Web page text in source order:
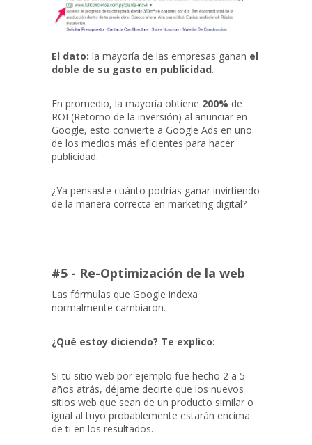
El dato: la mayoría de las empresas ganan el
doble de su gasto en publicidad.
En promedio, la mayoría obtiene 200% de
ROI (Retorno de la inversión) al anunciar en
Google, esto convierte a Google Ads en uno
de los medios más eficientes para hacer
publicidad.
¿Ya pensaste cuánto podrías ganar invirtiendo
de la manera correcta en marketing digital?
#5 - Re-Optimización de la web
Las fórmulas que Google indexa
normalmente cambiaron.
¿Qué estoy diciendo? Te explico:
Si tu sitio web por ejemplo fue hecho 2 a 5
años atrás, déjame decirte que los nuevos
sitios web que sean de un producto similar o
igual al tuyo probablemente estarán encima
de ti en los resultados.